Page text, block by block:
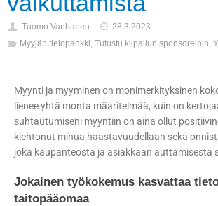
Tuomo Vanhanen
28.3.2023
Myyjän tietopankki, Tutustu kilpailun sponsoreihin,
Myynti ja myyminen on monimerkityksinen
lienee yhtä monta määritelmää, kuin on
suhtautumiseni myyntiin on aina ollut
kiehtonut minua haastavuudellaan sekä
joka kaupanteosta ja asiakkaan auttamisesta
Jokainen työkokemus kasvattaa
taitopääomaa